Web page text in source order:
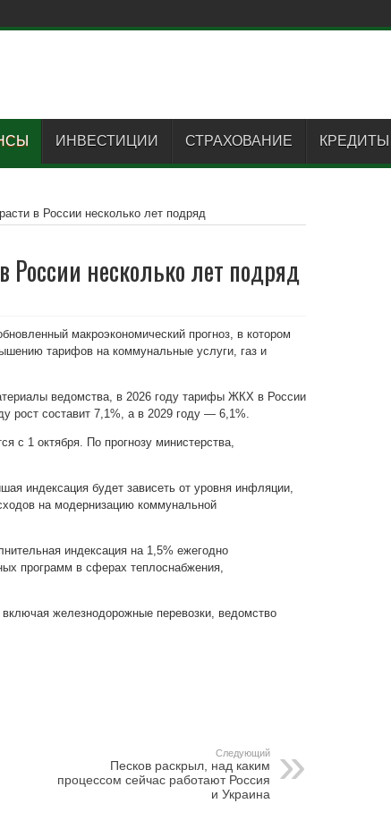
МРОТ
ИНВЕСТИЦИИ СТРАХОВАНИЕ КРЕДИТЫ
в России несколько лет подряд
России несколько лет подряд
макроэкономический прогноз, в котором
тарифов на коммунальные услуги, газ и
ведомства, в 2026 году тарифы ЖКХ в России
рост составит 7,1%, а в 2029 году — 6,1%.
с 1 октября. По прогнозу министерства,
индексация будет зависеть от уровня инфляции,
на модернизацию коммунальной
индексация на 1,5% ежегодно
программ в сферах теплоснабжения,
железнодорожные перевозки, ведомство
Следующий
Песков раскрыл, над каким
процессом сейчас работают Россия
и Украина